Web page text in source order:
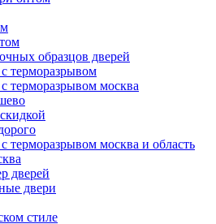
образцов дверей
терморазрывом
терморазрывом москва
терморазрывом москва и область
дверей
двери
стиле